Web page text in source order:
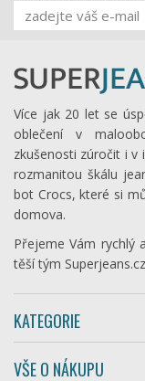
Více jak 20 let se
oblečení v
zkušenosti zúročit i v
rozmanitou škálu
bot Crocs, které si
domova.
Přejeme Vám rychlý
těší tým Superjeans.cz
KATEGORIE
VŠE O NÁKUPU